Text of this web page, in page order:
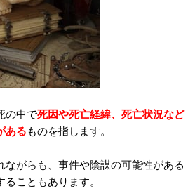
の中で死因や死亡経緯、死亡状況など
あるものを指します。
ながらも、事件や陰謀の可能性がある
こともあります。